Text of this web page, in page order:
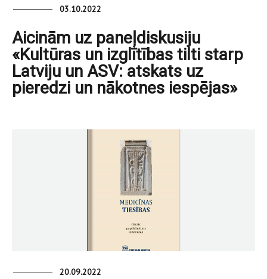
03.10.2022
Aicinām uz paneļdiskusiju
«Kultūras un izglītības tilti starp
Latviju un ASV: atskats uz
pieredzi un nākotnes iespējas»
20.09.2022